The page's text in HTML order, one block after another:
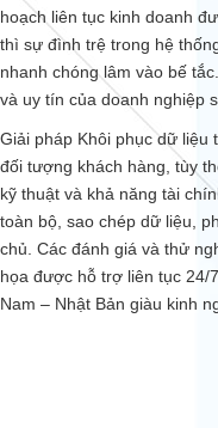
hoạch liên tục kinh doanh
thì sự đình trệ trong hệ
nhanh chóng lâm vào bế
và uy tín của doanh nghiệp
Giải pháp Khôi phục dữ liệu
đối tượng khách hàng, tùy
kỹ thuật và khả năng tài
toàn bộ, sao chép dữ liệu,
chủ. Các đánh giá và thử
họa được hỗ trợ liên tục 24/
Nam – Nhật Bản giàu kinh